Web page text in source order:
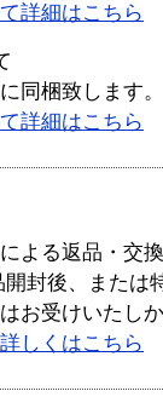
詳細はこちら
同梱致します。
詳細はこちら
よる返品・交
開封後、または
お受けいたし
しくはこちら